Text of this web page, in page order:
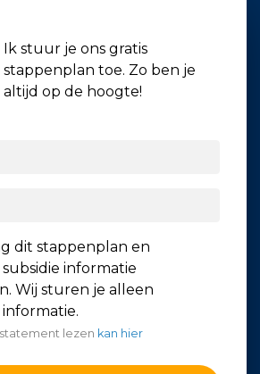
Ik stuur je ons gratis
stappenplan toe. Zo ben je
altijd op de hoogte!
dit stappenplan en
informatie
Wij sturen je alleen
lezen kan hier